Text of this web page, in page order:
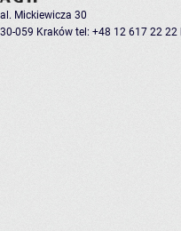
al. Mickiewicza 30
30-059 Kraków tel: +48 12 617 22 22